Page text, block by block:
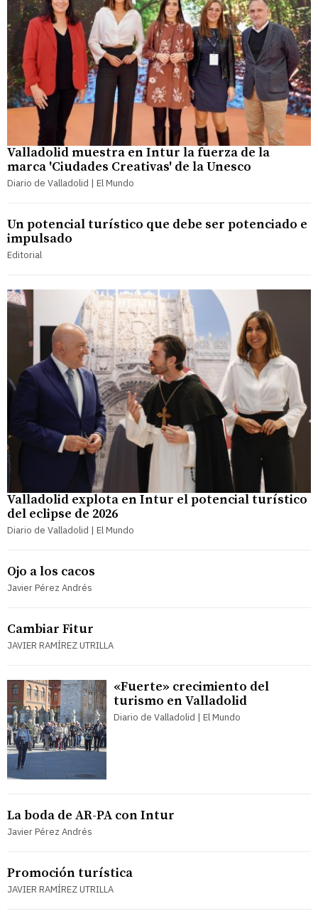
Valladolid muestra en Intur la fuerza de la
marca 'Ciudades Creativas' de la Unesco
Diario de Valladolid | El Mundo
Un potencial turístico que debe ser potenciado e
impulsado
Editorial
Valladolid explota en Intur el potencial turístico
del eclipse de 2026
Diario de Valladolid | El Mundo
Ojo a los cacos
Javier Pérez Andrés
Cambiar Fitur
JAVIER RAMÍREZ UTRILLA
«Fuerte» crecimiento del
turismo en Valladolid
Diario de Valladolid | El Mundo
La boda de AR-PA con Intur
Javier Pérez Andrés
Promoción turística
JAVIER RAMÍREZ UTRILLA